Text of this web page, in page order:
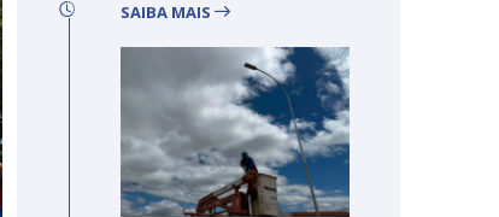
SAIBA MAIS